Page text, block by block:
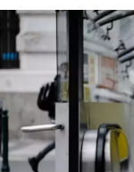
informace od
zpracováním
soukromí